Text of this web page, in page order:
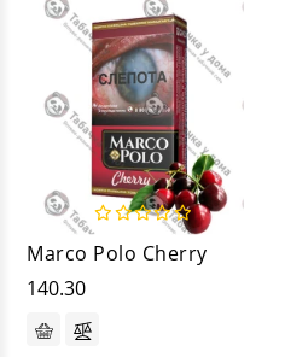
Marco Polo Cherry
140.30